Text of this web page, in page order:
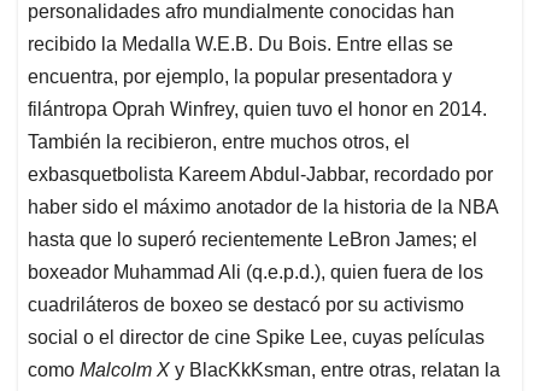
personalidades afro mundialmente conocidas han
recibido la Medalla W.E.B. Du Bois. Entre ellas se
encuentra, por ejemplo, la popular presentadora y
filántropa Oprah Winfrey, quien tuvo el honor en 2014.
También la recibieron, entre muchos otros, el
exbasquetbolista Kareem Abdul-Jabbar, recordado por
haber sido el máximo anotador de la historia de la NBA
hasta que lo superó recientemente LeBron James; el
boxeador Muhammad Ali (q.e.p.d.), quien fuera de los
cuadriláteros de boxeo se destacó por su activismo
social o el director de cine Spike Lee, cuyas películas
como Malcolm X y BlacKkKsman, entre otras, relatan la